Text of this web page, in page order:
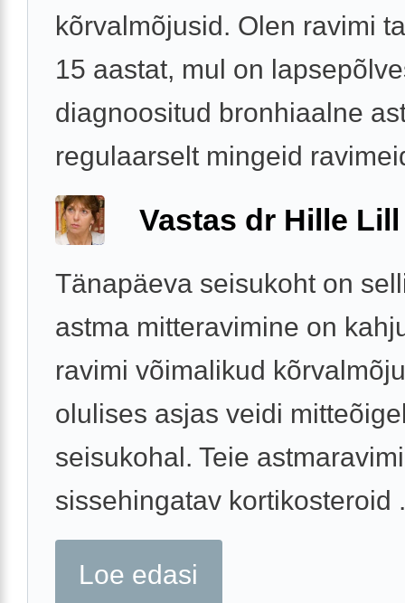
kõrvalmõjusid. Olen ravimi
15 aastat, mul on
diagnoositud bronhiaalne
regulaarselt mingeid
Vastas dr Hille Lill
Tänapäeva seisukoht on
astma mitteravimine on
ravimi võimalikud
olulises asjas veidi
seisukohal. Teie astmaravimi
sissehingatav kortikosteroid
Loe edasi